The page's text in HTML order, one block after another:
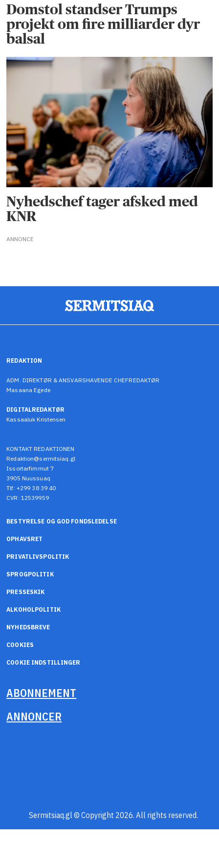
Domstol standser Trumps
projekt om fire milliarder dyr
balsal
Nyhedschef tager afsked med
KNR
ANNONCE
REDAKTION
ADM. DIREKTØR & ANSVARSHAVENDE CHEFREDAKTØR
Masaana Egede
DIGITALREDAKTØR
Kassaaluk Kristensen
KONTAKT REDAKTIONEN
Redaktion@sermitsiaq.gl
Issortarfimmut 7
3905 Nuussuaq
Tlf: +299 38 39 40
CVR: 12539959
BESTYRELSE OG GOD FONDSLEDELSE
OPHAVSRET
PRIVATLIVSPOLITIK
SPROGPOLITIK
PRESSESKIK
ALKOHOLPOLITIK
NYHEDSBREVE
COOKIES
COOKIE INDSTILLINGER
ABONNEMENT
ANNONCER
Sermitsiaq.gl © Copyright 2026. All rights reserved.